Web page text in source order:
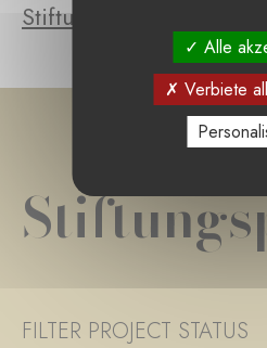
Stiftung
FILTER PROJECT STATUS
Alle
Verbiete